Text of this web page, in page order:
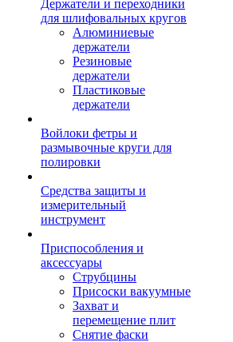
Держатели и переходники
для шлифовальных кругов
Алюминиевые
держатели
Резиновые
держатели
Пластиковые
держатели
Войлоки фетры и
размывочные круги для
полировки
Средства защиты и
измерительный
инструмент
Приспособления и
аксессуары
Струбцины
Присоски вакуумные
Захват и
перемещение плит
Снятие фаски